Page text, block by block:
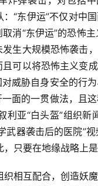
“东伊运”不仅对中
消“东伊运”的恐怖
生大规模恐怖袭击
可以将恐怖主义变
威胁自身安全的行
面的一贯做法，且
利亚“白头盔”组织
武器袭击后的医院”
只要在地缘战略上
织相互配合，创造妖